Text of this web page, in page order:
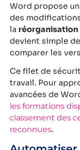
Word propose
des
la réorganisation
devient simple
comparer les
Ce filet de
travail. Pour
avancées de
les formations
classement des
reconnues.